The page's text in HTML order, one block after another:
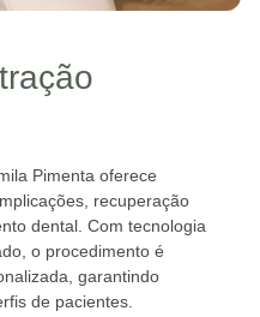
Pimenta oferece
recuperação
dental. Com tecnologia
o procedimento é
garantindo
de pacientes.